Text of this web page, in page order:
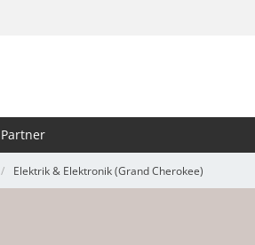
Partner
Elektrik & Elektronik (Grand Cherokee)